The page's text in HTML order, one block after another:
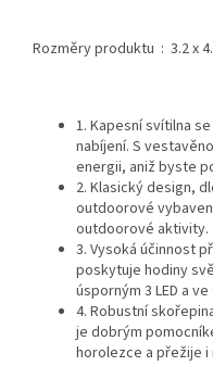
Rozměry produktu ‏ : ‎ 3.2 x
1. Kapesní svítilna
nabíjení. S
energii, aniž byste
2. Klasický design,
outdoorové
outdoorové aktivity.
3. Vysoká účinnost
poskytuje hodiny
úsporným 3 LED a
4. Robustní
je dobrým
horolezce a přežije